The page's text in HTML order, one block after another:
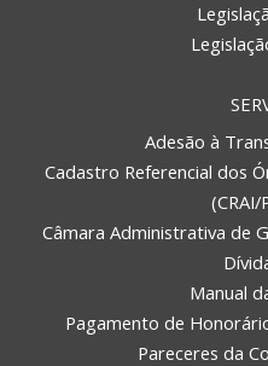
Adesão à
Cadastro Referencial dos
(CRAI/
Câmara Administrativa de
Manual
Pagamento de
Pareceres da